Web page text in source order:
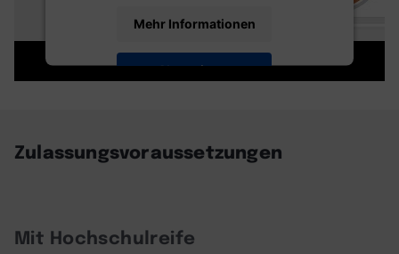
Mehr Informationen
Akzeptieren
Zulassungsvoraussetzungen
Mit Hochschulreife